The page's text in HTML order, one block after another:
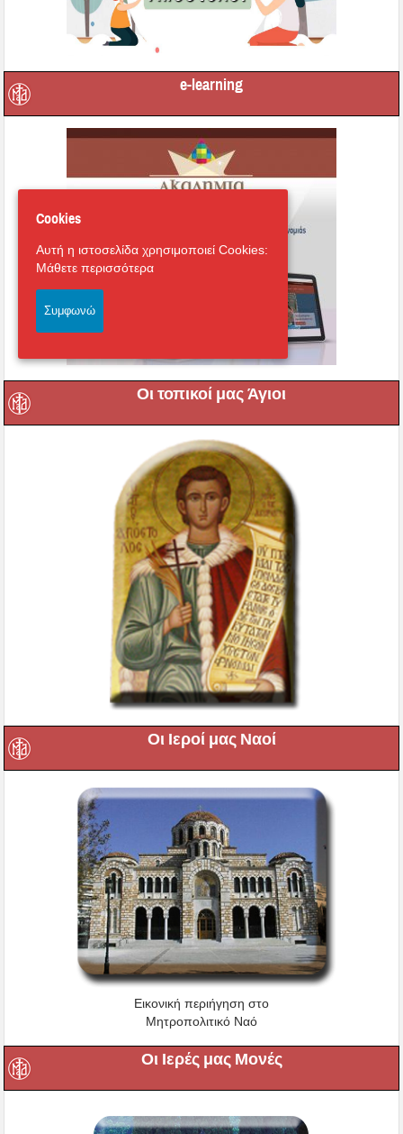
e-learning
Οι τοπικοί μας Άγιοι
Οι Ιεροί μας Ναοί
Εικονική περιήγηση στο
Μητροπολιτικό Ναό
Οι Ιερές μας Μονές
Cookies
Αυτή η ιστοσελίδα χρησιμοποιεί Cookies:
Μάθετε περισσότερα
Συμφωνώ